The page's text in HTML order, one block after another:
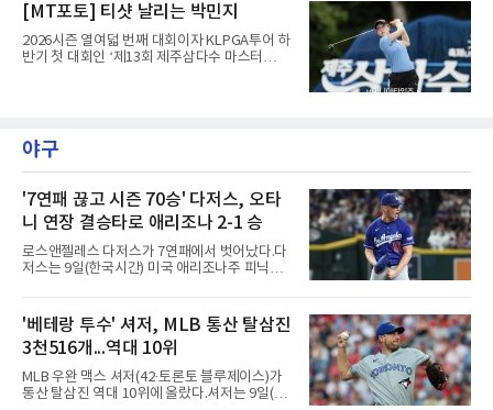
홀에서 경기하고 있다.
[MT포토] 티샷 날리는 박민지
2026시즌 열여덟 번째 대회이자 KLPGA투어 하
반기 첫 대회인 ‘제13회 제주삼다수 마스터
홀에서 경기하고 있다.
야구
'7연패 끊고 시즌 70승' 다저스, 오타
니 연장 결승타로 애리조나 2-1 승
로스앤젤레스 다저스가 7연패에서 벗어났다.다
저스는 9일(한국시간) 미국 애리조나주 피닉스
아몬드백스전에서 2-1로 이겼다. 8회 카일 터커
의 솔로 홈런으로 앞섰으나 9회말 마무리 에드
윈 디아스가 헤랄도 페르도모와 코빈 캐럴에게
연속 3루타를 맞고 동점을 허용했다.수술과 재
활을 마치고 지난달 30일 복귀한 디아스는 전날
끝내기 역전 홈런에 이어 이틀 연속 무너졌다. 다
만 무사 3루를 실점 없이 넘겨 경기는 연장으로
'베테랑 투수' 셔저, MLB 통산 탈삼진
3천516개...역대 10위
MLB 우완 맥스 셔저(42·토론토 블루제이스)가
통산 탈삼진 역대 10위에 올랐다.셔저는 9일(한